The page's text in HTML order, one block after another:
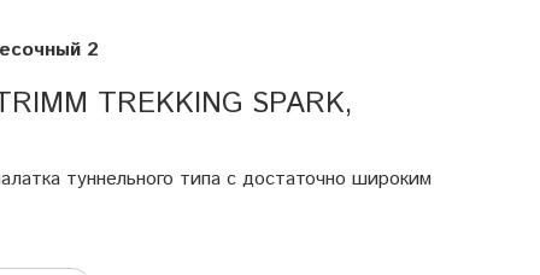
2
TREKKING SPARK,
туннельного типа с достаточно широким